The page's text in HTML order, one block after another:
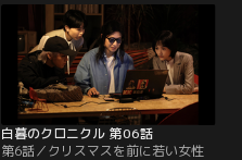
劇が起きる……。ネット上では犯人
がオキナガであるという憶測が飛び
交い、法改正の実現にも暗雲が立ち
込める。そんな中、あかりはムラカ
ミ（水間ロン）に迫り、彼の素性を
明らかにする。
白暮のクロニクル 第06話
第6話／クリスマスを前に若い女性